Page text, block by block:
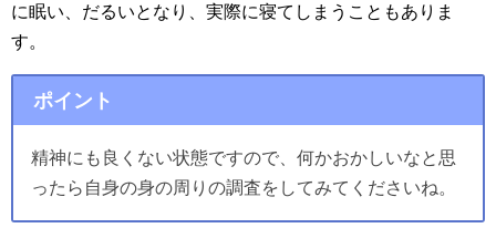
に眠い、だるいとなり、実際に寝てしまうこともありま
す。
ポイント
精神にも良くない状態ですので、何かおかしいなと思
ったら自身の身の周りの調査をしてみてくださいね。